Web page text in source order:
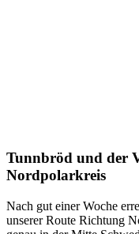
Tunnbröd und der
Nordpolarkreis
Nach gut einer Woche
unserer Route Richtung